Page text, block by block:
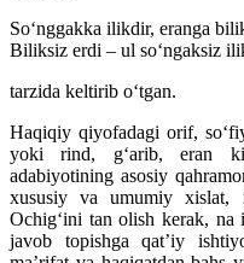
Soʻnggakka ilikdir, eranga
Biliksiz erdi – ul soʻngaksiz
tarzida keltirib oʻtgan.
Haqiqiy qiyofadagi orif,
yoki rind, gʻarib, eran
adabiyotining asosiy
xususiy va umumiy xislat,
Ochigʻini tan olish kerak,
javob topishga qatʼiy